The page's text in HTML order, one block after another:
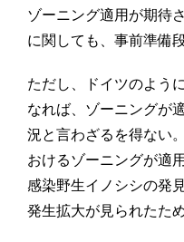
ゾーニング適用が期待
に関しても、事前準備
ただし、ドイツのよう
なれば、ゾーニングが
況と言わざるを得ない
おけるゾーニングが適
感染野生イノシシの発
発生拡大が見られたた